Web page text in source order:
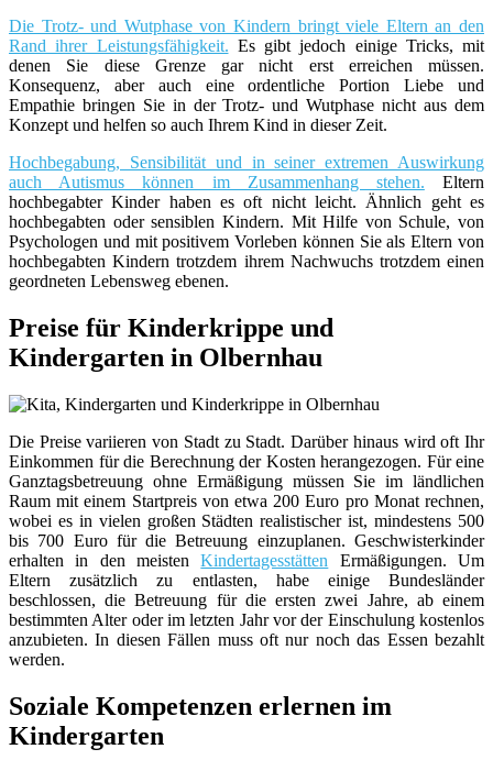
Die Trotz- und Wutphase von Kindern bringt viele Eltern an den
Rand ihrer Leistungsfähigkeit. Es gibt jedoch einige Tricks, mit
denen Sie diese Grenze gar nicht erst erreichen müssen.
Konsequenz, aber auch eine ordentliche Portion Liebe und
Empathie bringen Sie in der Trotz- und Wutphase nicht aus dem
Konzept und helfen so auch Ihrem Kind in dieser Zeit.
Hochbegabung, Sensibilität und in seiner extremen Auswirkung
auch Autismus können im Zusammenhang stehen. Eltern
hochbegabter Kinder haben es oft nicht leicht. Ähnlich geht es
hochbegabten oder sensiblen Kindern. Mit Hilfe von Schule, von
Psychologen und mit positivem Vorleben können Sie als Eltern von
hochbegabten Kindern trotzdem ihrem Nachwuchs trotzdem einen
geordneten Lebensweg ebenen.
Preise für Kinderkrippe und
Kindergarten in Olbernhau
Die Preise variieren von Stadt zu Stadt. Darüber hinaus wird oft Ihr
Einkommen für die Berechnung der Kosten herangezogen. Für eine
Ganztagsbetreuung ohne Ermäßigung müssen Sie im ländlichen
Raum mit einem Startpreis von etwa 200 Euro pro Monat rechnen,
wobei es in vielen großen Städten realistischer ist, mindestens 500
bis 700 Euro für die Betreuung einzuplanen. Geschwisterkinder
erhalten in den meistenKindertagesstätten Ermäßigungen. Um
Eltern zusätzlich zu entlasten, habe einige Bundesländer
beschlossen, die Betreuung für die ersten zwei Jahre, ab einem
bestimmten Alter oder im letzten Jahr vor der Einschulung kostenlos
anzubieten. In diesen Fällen muss oft nur noch das Essen bezahlt
werden.
Soziale Kompetenzen erlernen im
Kindergarten